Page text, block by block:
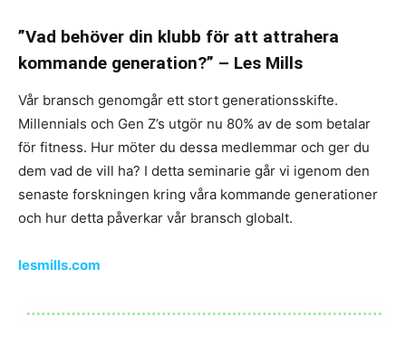
”Vad behöver din klubb för att attrahera
kommande generation?” – Les Mills
Vår bransch genomgår ett stort generationsskifte.
Millennials och Gen Z’s utgör nu 80% av de som betalar
för fitness. Hur möter du dessa medlemmar och ger du
dem vad de vill ha? I detta seminarie går vi igenom den
senaste forskningen kring våra kommande generationer
och hur detta påverkar vår bransch globalt.
lesmills.com